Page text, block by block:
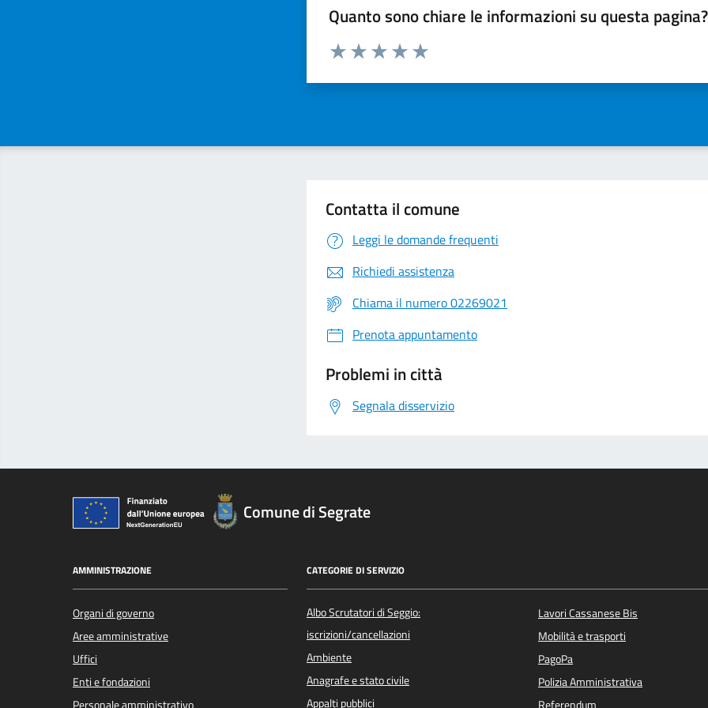
Quanto sono chiare le informazioni su questa pagina?
Valuta da 1 a 5 stelle la pagina
Contatta il comune
Leggi le domande frequenti
Richiedi assistenza
Chiama il numero 02269021
Prenota appuntamento
Problemi in città
Segnala disservizio
Comune di Segrate
AMMINISTRAZIONE
Organi di governo
Aree amministrative
Uffici
Enti e fondazioni
CATEGORIE DI SERVIZIO
Albo Scrutatori di Seggio:
iscrizioni/cancellazioni
Ambiente
Anagrafe e stato civile
Appalti pubblici
Lavori Cassanese Bis
Mobilità e trasporti
PagoPa
Polizia Amministrativa